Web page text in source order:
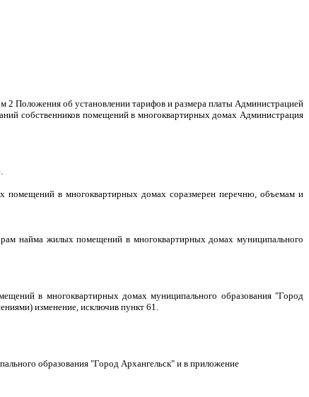
2 Положения об установлении тарифов и размера платы Администрацией
собственников помещений в многоквартирных домах Администрация
в многоквартирных домах соразмерен перечню, объемам и
найма жилых помещений в многоквартирных домах муниципального
в многоквартирных домах муниципального образования "Город
изменение, исключив пункт 61.
образования "Город Архангельск" и в приложение